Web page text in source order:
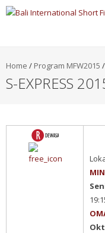
Home / Program MFW2015 /
S-EXPRESS